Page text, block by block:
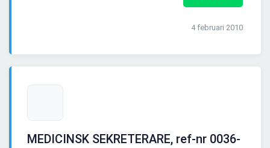
4 februari 2010
MEDICINSK SEKRETERARE, ref-nr 0036-